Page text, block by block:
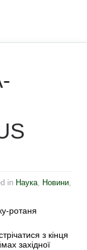
in Наука Новини
ротаня
з кінця
західної